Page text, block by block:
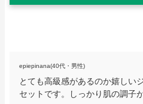
epiepinana(40代・男性)
とても高級感があるのか嬉しい
セットです。しっかり肌の調子